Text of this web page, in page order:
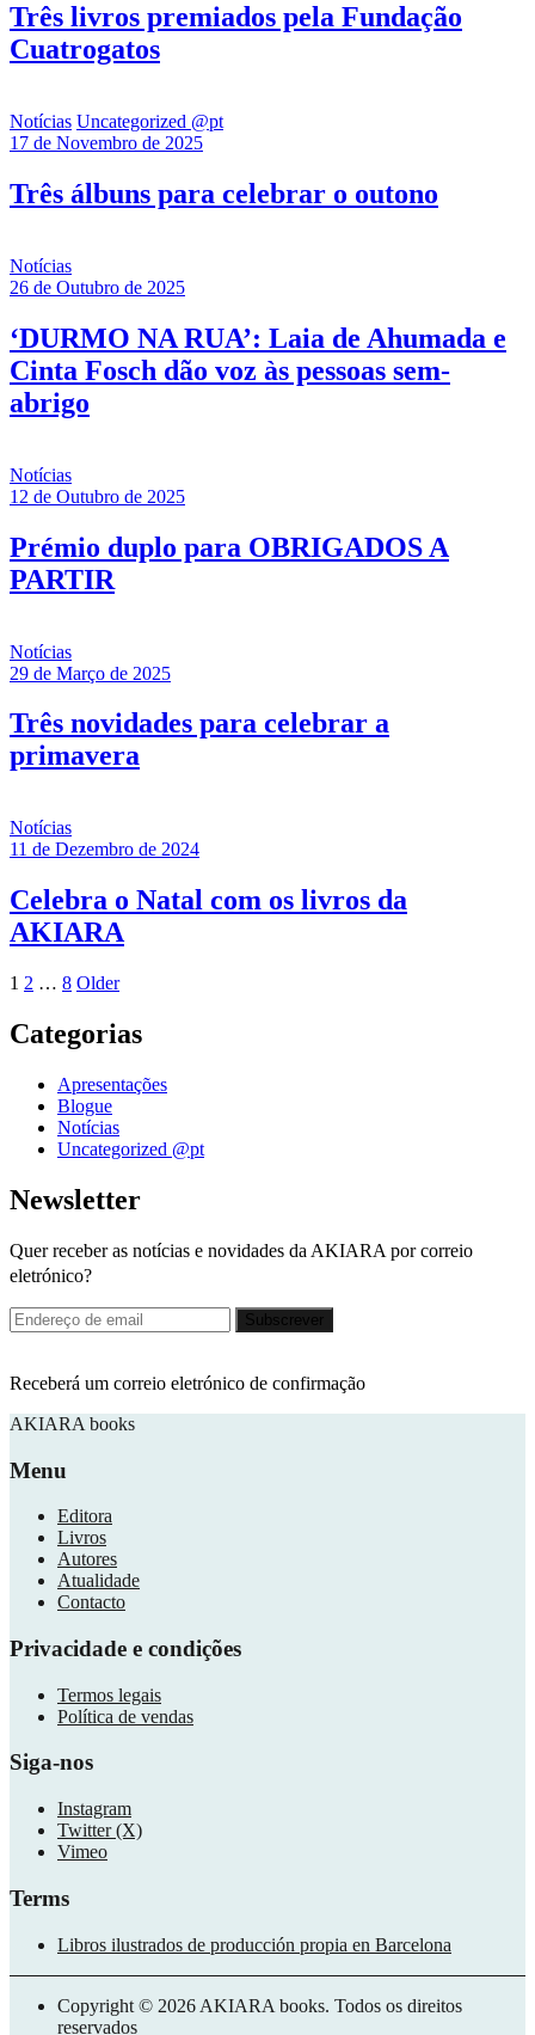
Três livros premiados pela Fundação
Cuatrogatos
Notícias Uncategorized @pt
17 de Novembro de 2025
Três álbuns para celebrar o outono
Notícias
26 de Outubro de 2025
‘DURMO NA RUA’: Laia de Ahumada e
Cinta Fosch dão voz às pessoas sem-
abrigo
Notícias
12 de Outubro de 2025
Prémio duplo para OBRIGADOS A
PARTIR
Notícias
29 de Março de 2025
Três novidades para celebrar a
primavera
Notícias
11 de Dezembro de 2024
Celebra o Natal com os livros da
AKIARA
Posts
pagination
Page
1 Page
2 … Page
8 OlderOlder
Categorias
Apresentações
Blogue
Notícias
Uncategorized @pt
Newsletter
Quer receber as notícias e novidades da AKIARA por correio
eletrónico?
Receberá um correio eletrónico de confirmação
AKIARA books
Menu
Editora
Livros
Autores
Atualidade
Contacto
Privacidade e condições
Termos legais
Política de vendas
Siga-nos
Instagram
Twitter (X)
Vimeo
Terms
Libros ilustrados de producción propia en Barcelona
Copyright © 2026 AKIARA books. Todos os direitos
reservados